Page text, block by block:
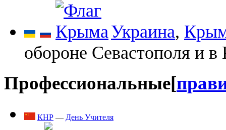
Украина,
обороне Севастополя и
Профессиональные[
КНР — День Учителя